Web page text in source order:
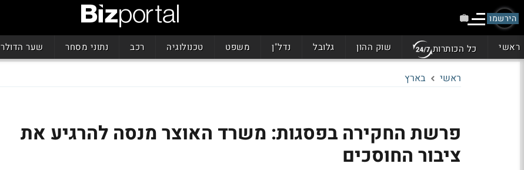
הירשמו
ראשי כל הכותרות שוק ההון גלובל נדל"ן משפט טכנולוגיה רכב נתוני מסחר שער הדולר
ראשי בארץ
פרשת החקירה בפסגות: משרד האוצר מנסה להרגיע את
ציבור החוסכים